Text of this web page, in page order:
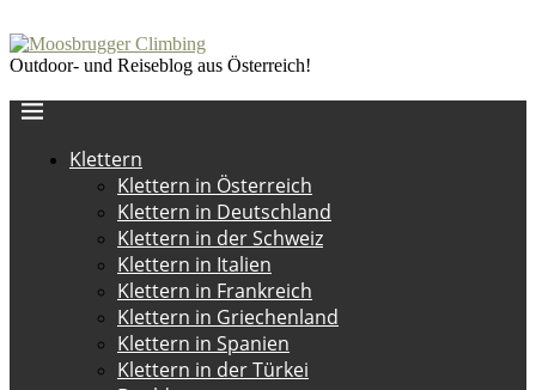
Outdoor- und Reiseblog aus Österreich!
Klettern
Klettern in Österreich
Klettern in Deutschland
Klettern in der Schweiz
Klettern in Italien
Klettern in Frankreich
Klettern in Griechenland
Klettern in Spanien
Klettern in der Türkei